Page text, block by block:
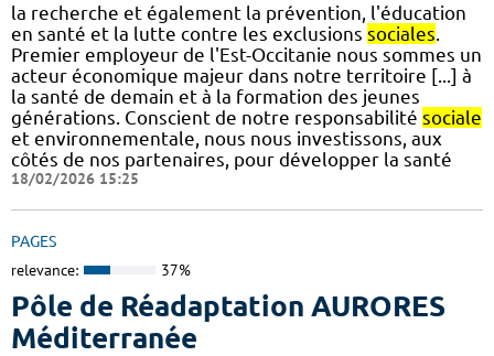
la recherche et également la prévention, l'éducation
en santé et la lutte contre les exclusions sociales
Premier employeur de l'Est-Occitanie nous sommes un
acteur économique majeur dans notre territoire [...] à
la santé de demain et à la formation des jeunes
générations. Conscient de notre responsabilité sociale
et environnementale, nous nous investissons, aux
côtés de nos partenaires, pour développer la santé
18/02/2026 15:25
PAGES
relevance: 37%
Pôle de Réadaptation AURORES
Méditerranée